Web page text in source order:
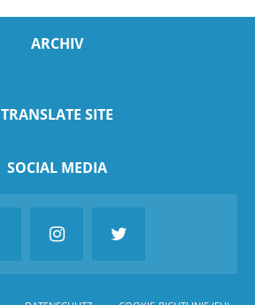
ARCHIV
TRANSLATE SITE
SOCIAL MEDIA